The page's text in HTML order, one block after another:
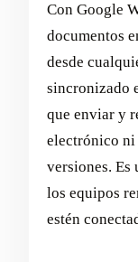
Con Google
documentos
desde
sincronizado
que enviar y
electrónico ni
versiones. Es
los equipos
estén